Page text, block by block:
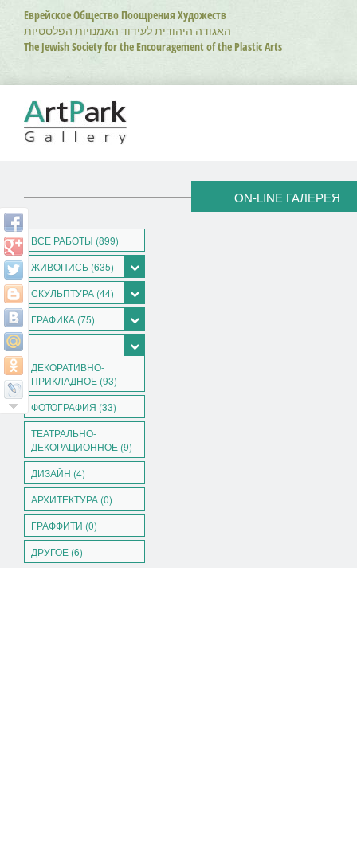
Перейти
основному
содержанию
Еврейское Общество Поощрения Художеств
האגודה היהודית לעידוד האמנויות הפלסטיות
The Jewish Society for the Encouragement of the Plastic Arts
ON-LINE ГАЛЕРЕЯ
ВСЕ РАБОТЫ (899)
ЖИВОПИСЬ (635)
СКУЛЬПТУРА (44)
ГРАФИКА (75)
ДЕКОРАТИВНО-
ПРИКЛАДНОЕ (93)
ФОТОГРАФИЯ (33)
ТЕАТРАЛЬНО-
ДЕКОРАЦИОННОЕ (9)
ДИЗАЙН (4)
АРХИТЕКТУРА (0)
ГРАФФИТИ (0)
ДРУГОЕ (6)